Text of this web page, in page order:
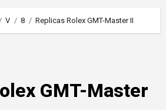
V 8 Replicas Rolex GMT-Master II
GMT-Master